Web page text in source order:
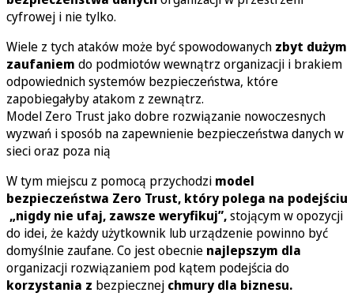
cyfrowej i nie tylko.
Wiele z tych ataków może być spowodowanych zbyt dużym
zaufaniem do podmiotów wewnątrz organizacji i brakiem
odpowiednich systemów bezpieczeństwa, które
zapobiegałyby atakom z zewnątrz.
Model Zero Trust jako dobre rozwiązanie nowoczesnych
wyzwań i sposób na zapewnienie bezpieczeństwa danych w
sieci oraz poza nią
W tym miejscu z pomocą przychodzi model
bezpieczeństwa Zero Trust, który polega na podejściu
„nigdy nie ufaj, zawsze weryfikuj”,stojącym w opozycji
do idei, że każdy użytkownik lub urządzenie powinno być
domyślnie zaufane. Co jest obecnie najlepszym dla
organizacji rozwiązaniem pod kątem podejścia do
korzystania z bezpiecznej chmury dla biznesu.